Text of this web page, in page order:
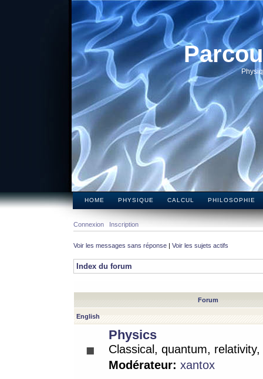
HOME PHYSIQUE CALCUL PHILOSOPHIE
Connexion Inscription
Voir les messages sans réponse | Voir les sujets actifs
Index du forum
Forum
English
Physics
Classical, quantum,
Modérateur: xantox